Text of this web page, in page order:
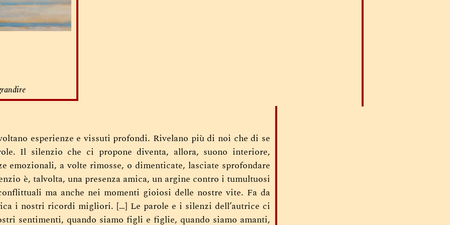
esperienze e vissuti profondi. Rivelano più di noi che di se
Il silenzio che ci propone diventa, allora, suono interiore,
emozionali, a volte rimosse, o dimenticate, lasciate sprofondare
è, talvolta, una presenza amica, un argine contro i tumultuosi
ma anche nei momenti gioiosi delle nostre vite. Fa da
i nostri ricordi migliori. […] Le parole e i silenzi dell’autrice ci
sentimenti, quando siamo figli e figlie, quando siamo amanti,